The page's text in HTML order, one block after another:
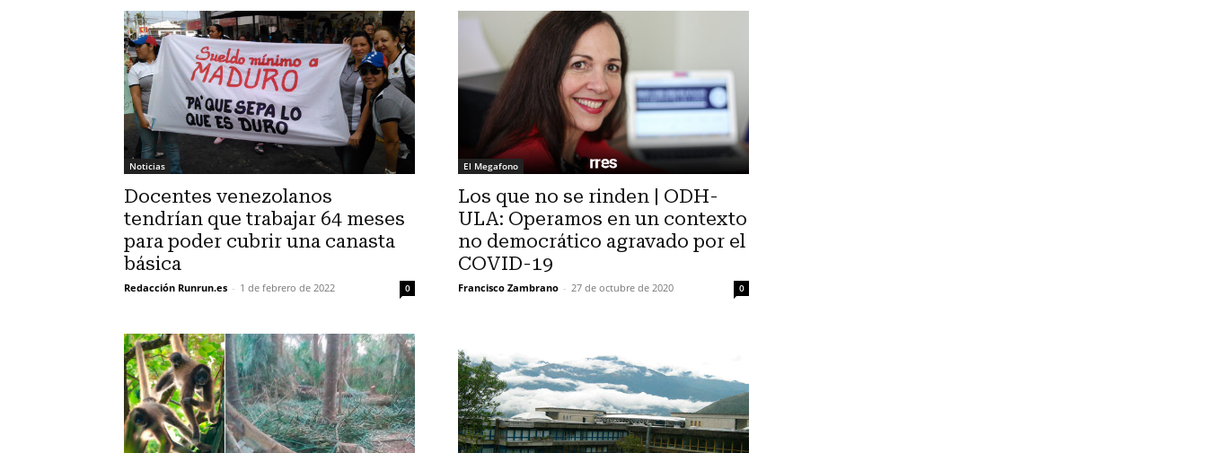
Noticias
Docentes venezolanos
tendrían que trabajar 64 meses
para poder cubrir una canasta
básica
Redacción Runrun.es - 1 de febrero de 2022 0
El Megafono
Los que no se rinden | ODH-
ULA: Operamos en un contexto
no democrático agravado por el
COVID-19
Francisco Zambrano - 27 de octubre de 2020 0